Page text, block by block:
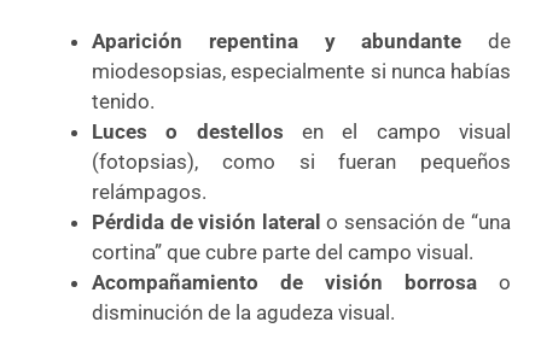
Aparición repentina y abundante de
miodesopsias, especialmente si nunca habías
tenido.
Luces o destellos en el campo visual
(fotopsias), como si fueran pequeños
relámpagos.
Pérdida de visión lateral o sensación de “una
cortina” que cubre parte del campo visual.
Acompañamiento de visión borrosa o
disminución de la agudeza visual.